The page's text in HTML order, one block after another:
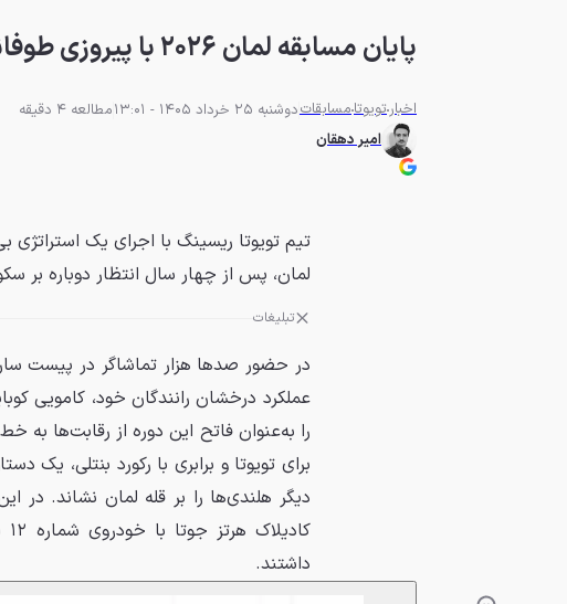
پایان مسابقه لمان ۲۰۲۶ با پیروزی طوفانی تویوتا و کوروت
اخبارتویوتامسابقاتدوشنبه 25 خرداد 1405 - 13:01
مطالعه 4 دقیقه
امیر دهقان
لمان، پس از چهار سال انتظار دوباره بر
تبلیغات
در حضور صدها هزار تماشاگر در پیست
را به‌عنوان فاتح این دوره از رقابت‌ها به
داشتند.